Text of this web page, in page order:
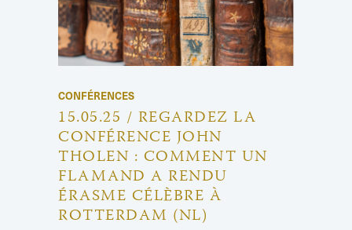
CONFÉRENCES
15.05.25 / REGARDEZ LA
CONFÉRENCE JOHN
THOLEN : COMMENT UN
FLAMAND A RENDU
ÉRASME CÉLÈBRE À
ROTTERDAM (NL)